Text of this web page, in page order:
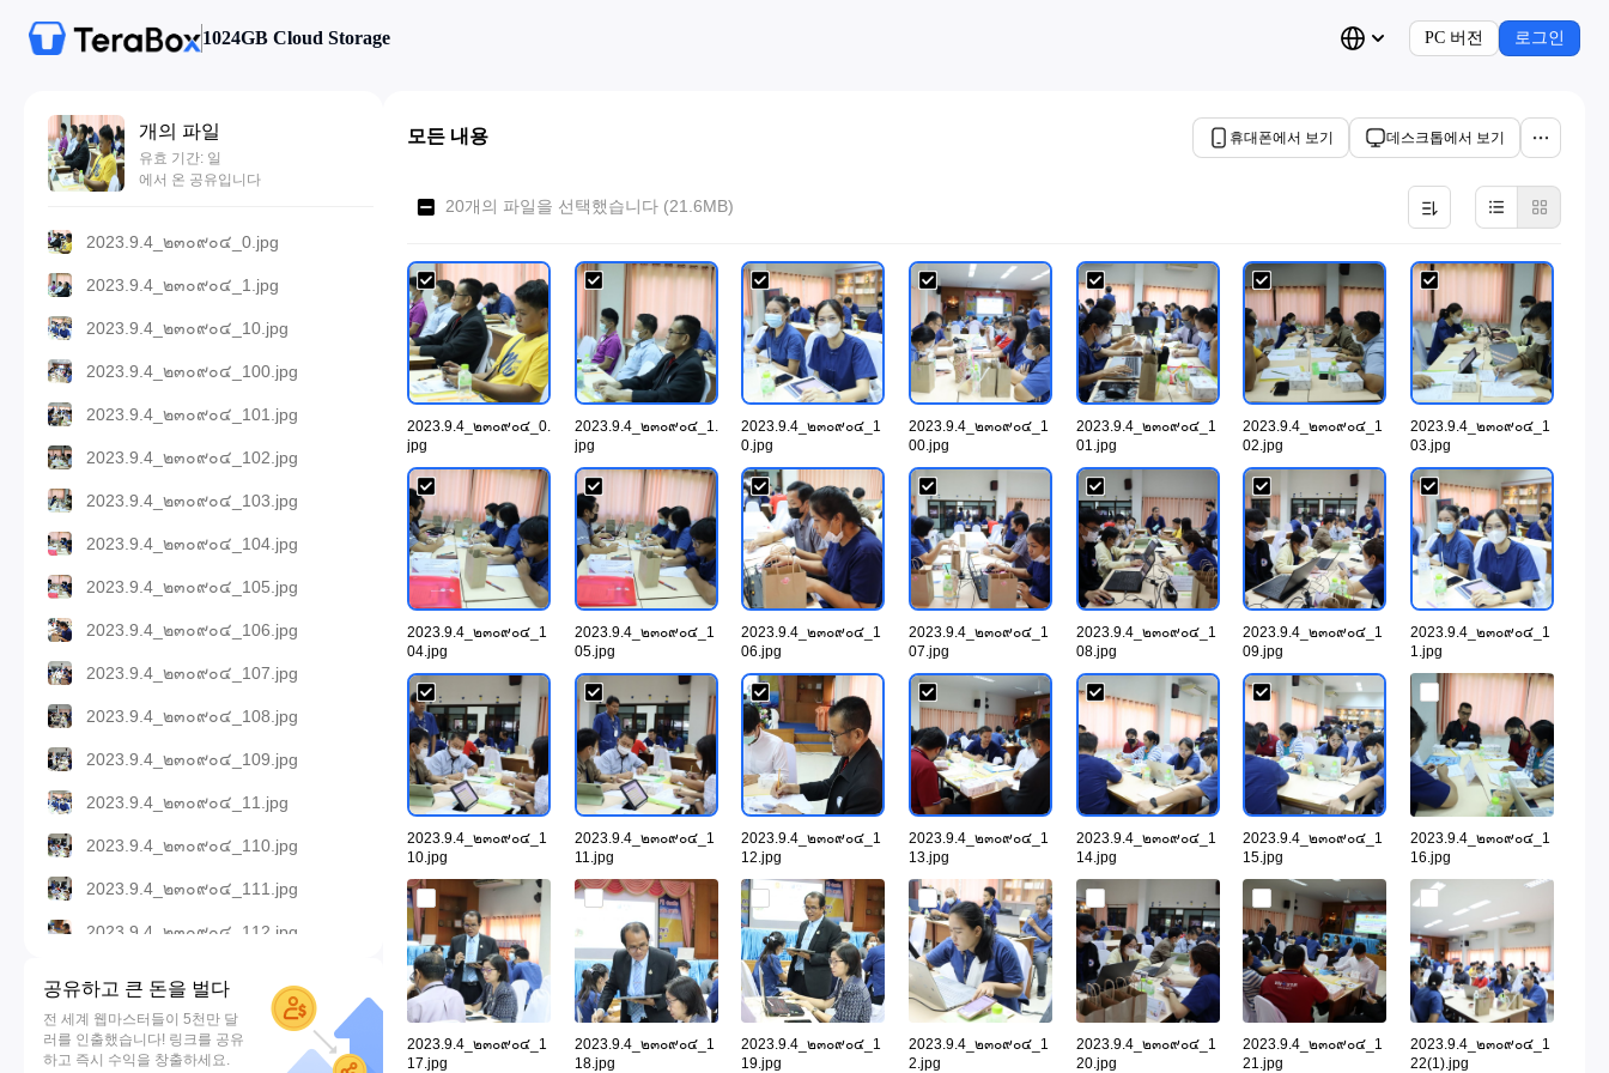
1024GB Cloud Storage PC 버전 로그인
개의 파일
유효 기간: 일
에서 온 공유입니다
2023.9.4_๒๓๐๙๐๔_0.jpg
2023.9.4_๒๓๐๙๐๔_1.jpg
2023.9.4_๒๓๐๙๐๔_10.jpg
2023.9.4_๒๓๐๙๐๔_100.jpg
2023.9.4_๒๓๐๙๐๔_101.jpg
2023.9.4_๒๓๐๙๐๔_102.jpg
2023.9.4_๒๓๐๙๐๔_103.jpg
2023.9.4_๒๓๐๙๐๔_104.jpg
2023.9.4_๒๓๐๙๐๔_105.jpg
2023.9.4_๒๓๐๙๐๔_106.jpg
2023.9.4_๒๓๐๙๐๔_107.jpg
2023.9.4_๒๓๐๙๐๔_108.jpg
2023.9.4_๒๓๐๙๐๔_109.jpg
2023.9.4_๒๓๐๙๐๔_11.jpg
2023.9.4_๒๓๐๙๐๔_110.jpg
2023.9.4_๒๓๐๙๐๔_111.jpg
2023.9.4_๒๓๐๙๐๔_112.jpg
2023.9.4_๒๓๐๙๐๔_114.jpg
2023.9.4_๒๓๐๙๐๔_115.jpg
공유하고 큰 돈을 벌다
전 세계 웹마스터들이 5천만 달
러를 인출했습니다! 링크를 공유
하고 즉시 수익을 창출하세요.
모든 내용 휴대폰에서 보기 데스크톱에서 보기
20개의 파일을 선택했습니다 (21.6MB)
2023.9.4_๒๓๐๙๐๔_0.
jpg
2023.9.4_๒๓๐๙๐๔_1.
jpg
2023.9.4_๒๓๐๙๐๔_1
0.jpg
2023.9.4_๒๓๐๙๐๔_1
00.jpg
2023.9.4_๒๓๐๙๐๔_1
01.jpg
2023.9.4_๒๓๐๙๐๔_1
02.jpg
2023.9.4_๒๓๐๙๐๔_1
03.jpg
2023.9.4_๒๓๐๙๐๔_1
04.jpg
2023.9.4_๒๓๐๙๐๔_1
05.jpg
2023.9.4_๒๓๐๙๐๔_1
06.jpg
2023.9.4_๒๓๐๙๐๔_1
07.jpg
2023.9.4_๒๓๐๙๐๔_1
08.jpg
2023.9.4_๒๓๐๙๐๔_1
09.jpg
2023.9.4_๒๓๐๙๐๔_1
1.jpg
2023.9.4_๒๓๐๙๐๔_1
10.jpg
2023.9.4_๒๓๐๙๐๔_1
11.jpg
2023.9.4_๒๓๐๙๐๔_1
12.jpg
2023.9.4_๒๓๐๙๐๔_1
13.jpg
2023.9.4_๒๓๐๙๐๔_1
14.jpg
2023.9.4_๒๓๐๙๐๔_1
15.jpg
2023.9.4_๒๓๐๙๐๔_1
16.jpg
2023.9.4_๒๓๐๙๐๔_1
17.jpg
2023.9.4_๒๓๐๙๐๔_1
18.jpg
2023.9.4_๒๓๐๙๐๔_1
19.jpg
2023.9.4_๒๓๐๙๐๔_1
2.jpg
2023.9.4_๒๓๐๙๐๔_1
20.jpg
2023.9.4_๒๓๐๙๐๔_1
21.jpg
2023.9.4_๒๓๐๙๐๔_1
22(1).jpg